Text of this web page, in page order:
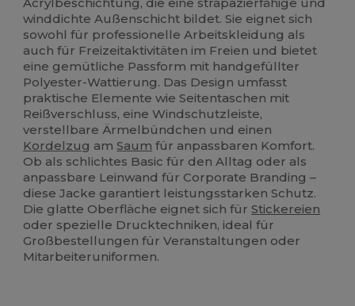
winddichte Außenschicht bildet. Sie eignet sich
sowohl für professionelle Arbeitskleidung als
auch für Freizeitaktivitäten im Freien und bietet
eine gemütliche Passform mit handgefüllter
Polyester-Wattierung. Das Design umfasst
praktische Elemente wie Seitentaschen mit
Reißverschluss, eine Windschutzleiste,
verstellbare Ärmelbündchen und einen
Kordelzug amSaum für anpassbaren Komfort.
Ob als schlichtes Basic für den Alltag oder als
anpassbare Leinwand für Corporate Branding –
diese Jacke garantiert leistungsstarken Schutz.
Die glatte Oberfläche eignet sich fürStickereien
oder spezielle Drucktechniken, ideal für
Großbestellungen für Veranstaltungen oder
Mitarbeiteruniformen.